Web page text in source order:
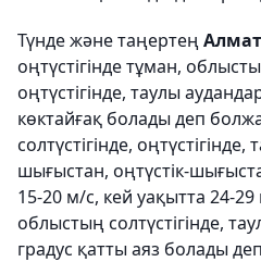
Түнде және таңертең
оңтүстігінде тұман,
оңтүстігінде, таулы
көктайғақ болады деп
солтүстігінде,
шығыстан, оңтүстік-
15-20 м/с, кей уақытта 24-29
облыстың солтүстігінде,
градус қатты аяз болады деп